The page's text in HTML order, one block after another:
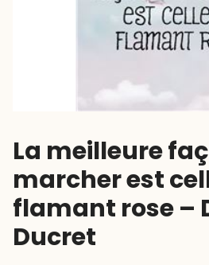
La meilleure
marcher est
flamant rose –
Ducret